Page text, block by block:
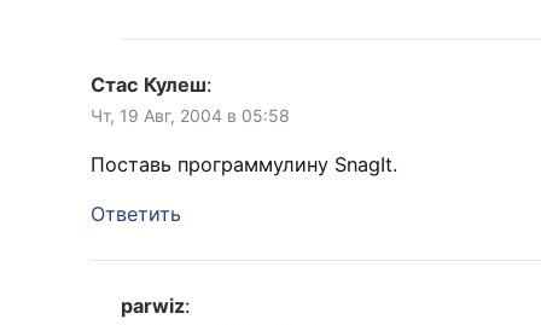
Стас Кулеш:
Чт, 19 Авг, 2004 в 05:58
Поставь программулину SnagIt.
Ответить
parwiz: